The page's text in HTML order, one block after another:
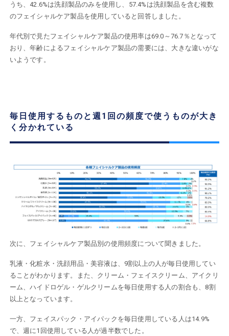
うち、42.6%は洗顔製品のみを使用し、57.4%は洗顔製品を含む複数
のフェイシャルケア製品を使用していると回答しました。
年代別で見たフェイシャルケア製品の使用率は69.0～76.7％となって
おり、年齢によるフェイシャルケア製品の需要には、大きな違いがな
いようです。
毎日使用するものと週1回の頻度で使うものが大き
く分かれている
次に、フェイシャルケア製品別の使用頻度について聞きました。
乳液・化粧水・洗顔用品・美容液は、9割以上の人が毎日使用してい
ることがわかります。また、クリーム・フェイスクリーム、アイクリ
ーム、ハイドロゲル・ゲルクリームを毎日使用する人の割合も、8割
以上となっています。
一方、フェイスパック・アイパックを毎日使用している人は14.9%
で、週に1回使用している人が過半数でした。